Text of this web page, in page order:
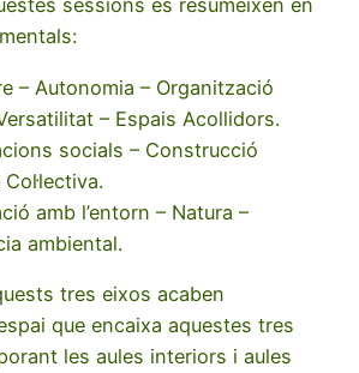
sessions es resumeixen en
– Autonomia – Organització
– Espais Acollidors.
socials – Construcció
amb l’entorn – Natura –
ambiental.
tres eixos acaben
que encaixa aquestes tres
les aules interiors i aules